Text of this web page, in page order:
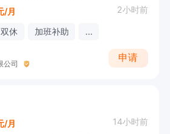
/月 2小时前
双休 加班补助 ...
公司
申请
/月 14小时前